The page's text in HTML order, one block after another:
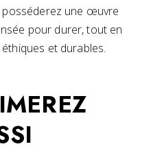
posséderez une œuvre
pour durer, tout en
et durables.